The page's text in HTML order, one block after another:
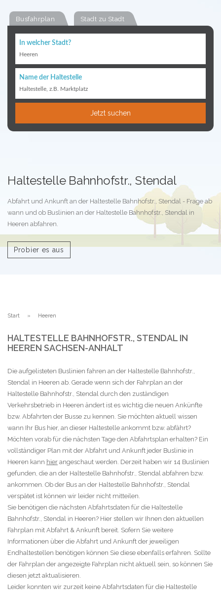
Busfahrplan Stadt zu Stadt
In welcher Stadt?
Heeren
Name der Haltestelle
Haltestelle, z.B. Marktplatz
Jetzt suchen
Haltestelle Bahnhofstr., Stendal
Abfahrt und Ankunft an der Haltestelle Bahnhofstr., Stendal - Frage ab
wann und ob Buslinien an der Haltestelle Bahnhofstr., Stendal in
Heeren abfahren.
Probier es aus
Start Heeren
HALTESTELLE BAHNHOFSTR., STENDAL IN
HEEREN SACHSEN-ANHALT
Die aufgelisteten Buslinien fahren an der Haltestelle Bahnhofstr.,
Stendal in Heeren ab. Gerade wenn sich der Fahrplan an der
Haltestelle Bahnhofstr., Stendal durch den zuständigen
Verkehrsbetrieb in Heeren ändert ist es wichtig die neuen Ankünfte
bzw. Abfahrten der Busse zu kennen. Sie möchten aktuell wissen
wann Ihr Bus hier, an dieser Haltestelle ankommt bzw. abfährt?
Möchten vorab für die nächsten Tage den Abfahrtsplan erhalten? Ein
vollständiger Plan mit der Abfahrt und Ankunft jeder Buslinie in
Heeren kann hier angeschaut werden. Derzeit haben wir 14 Buslinien
gefunden, die an der Haltestelle Bahnhofstr., Stendal abfahren bzw.
ankommen. Ob der Bus an der Haltestelle Bahnhofstr., Stendal
verspätet ist können wir leider nicht mitteilen.
Sie benötigen die nächsten Abfahrtsdaten für die Haltestelle
Bahnhofstr., Stendal in Heeren? Hier stellen wir Ihnen den aktuellen
Fahrplan mit Abfahrt & Ankunft bereit. Sofern Sie weitere
Informationen über die Abfahrt und Ankunft der jeweiligen
Endhaltestellen benötigen können Sie diese ebenfalls erfahren. Sollte
der Fahrplan der angezeigte Fahrplan nicht aktuell sein, so können Sie
diesen jetzt aktualisieren.
Leider konnten wir zurzeit keine Abfahrtsdaten für die Haltestelle